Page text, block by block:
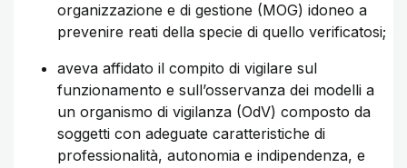
organizzazione e di gestione (MOG) idoneo a
prevenire reati della specie di quello verificatosi;
aveva affidato il compito di vigilare sul
funzionamento e sull’osservanza dei modelli a
un organismo di vigilanza (OdV) composto da
soggetti con adeguate caratteristiche di
professionalità, autonomia e indipendenza, e